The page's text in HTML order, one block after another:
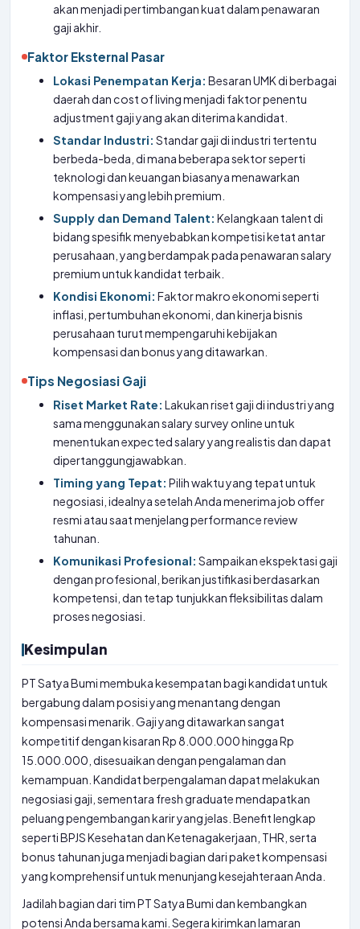
akan menjadi pertimbangan kuat dalam penawaran
gaji akhir.
Faktor Eksternal Pasar
Lokasi Penempatan Kerja: Besaran UMK di berbagai
daerah dan cost of living menjadi faktor penentu
adjustment gaji yang akan diterima kandidat.
Standar Industri: Standar gaji di industri tertentu
berbeda-beda, di mana beberapa sektor seperti
teknologi dan keuangan biasanya menawarkan
kompensasi yang lebih premium.
Supply dan Demand Talent: Kelangkaan talent di
bidang spesifik menyebabkan kompetisi ketat antar
perusahaan, yang berdampak pada penawaran salary
premium untuk kandidat terbaik.
Kondisi Ekonomi: Faktor makro ekonomi seperti
inflasi, pertumbuhan ekonomi, dan kinerja bisnis
perusahaan turut mempengaruhi kebijakan
kompensasi dan bonus yang ditawarkan.
Tips Negosiasi Gaji
Riset Market Rate: Lakukan riset gaji di industri yang
sama menggunakan salary survey online untuk
menentukan expected salary yang realistis dan dapat
dipertanggungjawabkan.
Timing yang Tepat: Pilih waktu yang tepat untuk
negosiasi, idealnya setelah Anda menerima job offer
resmi atau saat menjelang performance review
tahunan.
Komunikasi Profesional: Sampaikan ekspektasi gaji
dengan profesional, berikan justifikasi berdasarkan
kompetensi, dan tetap tunjukkan fleksibilitas dalam
proses negosiasi.
Kesimpulan
PT Satya Bumi membuka kesempatan bagi kandidat untuk
bergabung dalam posisi yang menantang dengan
kompensasi menarik. Gaji yang ditawarkan sangat
kompetitif dengan kisaran Rp 8.000.000 hingga Rp
15.000.000, disesuaikan dengan pengalaman dan
kemampuan. Kandidat berpengalaman dapat melakukan
negosiasi gaji, sementara fresh graduate mendapatkan
peluang pengembangan karir yang jelas. Benefit lengkap
seperti BPJS Kesehatan dan Ketenagakerjaan, THR, serta
bonus tahunan juga menjadi bagian dari paket kompensasi
yang komprehensif untuk menunjang kesejahteraan Anda.
Jadilah bagian dari tim PT Satya Bumi dan kembangkan
potensi Anda bersama kami. Segera kirimkan lamaran